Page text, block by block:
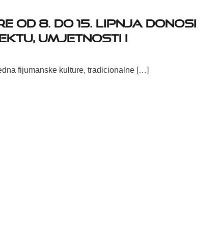
od 8. do 15. lipnja donosi
umjetnosti i
fijumanske kulture, tradicionalne […]